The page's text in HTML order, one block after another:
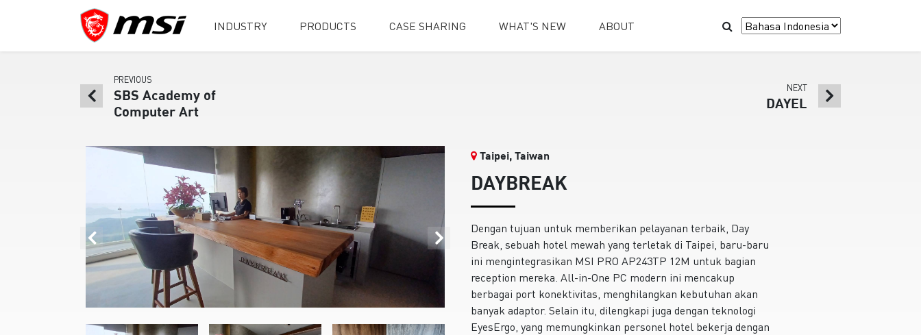
INDUSTRY PRODUCTS CASE SHARING WHAT'S NEW ABOUT
PREVIOUS
SBS Academy of
Computer Art
NEXT
DAYEL
Taipei, Taiwan
DAYBREAK
Dengan tujuan untuk memberikan pelayanan terbaik, Day
Break, sebuah hotel mewah yang terletak di Taipei, baru-baru
ini mengintegrasikan MSI PRO AP243TP 12M untuk bagian
reception mereka. All-in-One PC modern ini mencakup
berbagai port konektivitas, menghilangkan kebutuhan akan
banyak adaptor. Selain itu, dilengkapi juga dengan teknologi
EyesErgo, yang memungkinkan personel hotel bekerja dengan